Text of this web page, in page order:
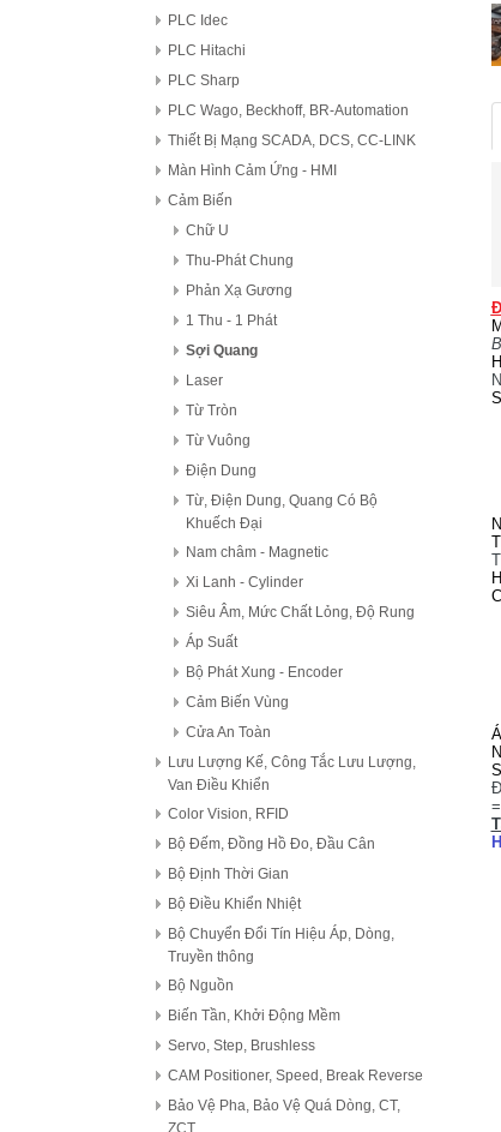
PLC Idec
PLC Hitachi
PLC Sharp
PLC Wago, Beckhoff, BR-Automation
Thiết Bị Mạng SCADA, DCS, CC-LINK
Màn Hình Cảm Ứng - HMI
Cảm Biến
Chữ U
Thu-Phát Chung
Phản Xạ Gương
1 Thu - 1 Phát
Sợi Quang
Laser
Từ Tròn
Từ Vuông
Điện Dung
Từ, Điện Dung, Quang Có Bộ
Khuếch Đại
Nam châm - Magnetic
Xi Lanh - Cylinder
Siêu Âm, Mức Chất Lỏng, Độ Rung
Áp Suất
Bộ Phát Xung - Encoder
Cảm Biến Vùng
Cửa An Toàn
Lưu Lượng Kế, Công Tắc Lưu Lượng,
Van Điều Khiển
Color Vision, RFID
Bộ Đếm, Đồng Hồ Đo, Đầu Cân
Bộ Định Thời Gian
Bộ Điều Khiển Nhiệt
Bộ Chuyển Đổi Tín Hiệu Áp, Dòng,
Truyền thông
Bộ Nguồn
Biến Tần, Khởi Động Mềm
Servo, Step, Brushless
CAM Positioner, Speed, Break Reverse
Bảo Vệ Pha, Bảo Vệ Quá Dòng, CT,
ZCT